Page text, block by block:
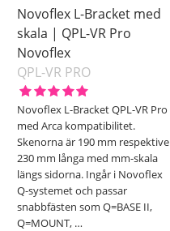
Novoflex L-Bracket med
skala | QPL-VR Pro
Novoflex
QPL-VR PRO
Novoflex L-Bracket QPL-VR Pro
med Arca kompatibilitet.
Skenorna är 190 mm respektive
230 mm långa med mm-skala
längs sidorna. Ingår i Novoflex
Q-systemet och passar
snabbfästen som Q=BASE II,
Q=MOUNT, …